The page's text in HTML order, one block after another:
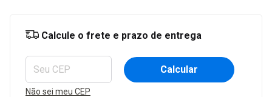
Entregas para o CEP:
Calcule o frete e prazo de entrega
Calcular
Não sei meu CEP